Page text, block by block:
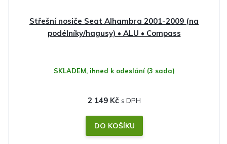
Střešní nosiče Seat Alhambra 2001-2009 (na
podélníky/hagusy) • ALU • Compass
SKLADEM, ihned k odeslání (3 sada)
2 149 Kč
DO KOŠÍKU